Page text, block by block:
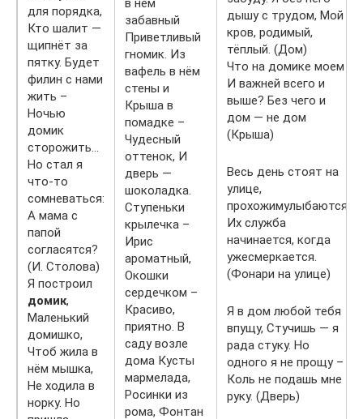
для порядка,
Кто шалит —
щипнёт за
пятку. Будет
филин с нами
жить –
Ночью
домик
сторожить…
Но стал я
что-то
сомневаться:
А мама с
папой
согласятся?
(И. Столова)
Я построил
домик,
Маленький
домишко,
Чтоб жила в
нём мышка,
Не ходила в
норку. Но
в нём
забавный
Приветливый
гномик. Из
вафель в нём
стены и
Крыша в
помадке –
Чудесный
оттенок, И
дверь —
шоколадка.
Ступеньки
крылечка –
Ирис
ароматный,
Окошки
сердечком –
Красиво,
приятно. В
саду возле
дома Кусты
мармелада,
Росинки из
рома, Фонтан
дышу с трудом, Мой
кров, родимый,
тёплый. (Дом)
Что на домике моем
И важней всего и
выше? Без чего и
дом — не дом
(Крыша)
Весь день стоят на
улице,
прохожимулыбаются.
Их служба
начинается, когда
ужесмеркается.
(Фонари на улице)
Я в дом любой тебя
впущу, Стучишь — я
рада стуку. Но
одного я не прощу –
Коль не подашь мне
руку. (Дверь)